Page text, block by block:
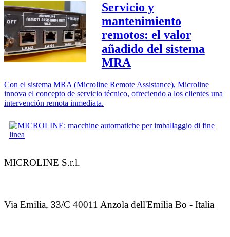
Servicio y
mantenimiento
remotos: el valor
añadido del sistema
MRA
Con el sistema MRA (Microline Remote Assistance), Microline
innova el concepto de servicio técnico, ofreciendo a los clientes una
intervención remota inmediata.
MICROLINE S.r.l.
Via Emilia, 33/C 40011 Anzola dell'Emilia Bo - Italia